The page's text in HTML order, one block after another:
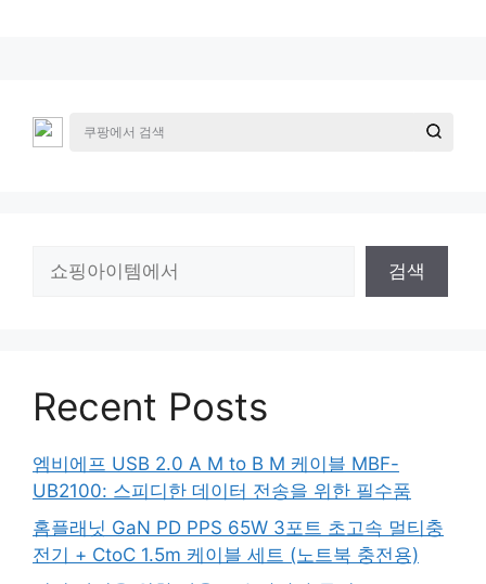
검색
Recent Posts
엠비에프 USB 2.0 A M to B M 케이블 MBF-
UB2100: 스피디한 데이터 전송을 위한 필수품
홈플래닛 GaN PD PPS 65W 3포트 초고속 멀티충
전기 + CtoC 1.5m 케이블 세트 (노트북 충전용)